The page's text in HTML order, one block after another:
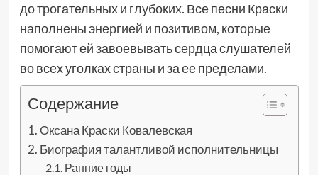
до трогательных и глубоких. Все песни Краски
наполнены энергией и позитивом, которые
помогают ей завоевывать сердца слушателей
во всех уголках страны и за ее пределами.
Содержание
Оксана Краски Ковалевская
Биография талантливой исполнительницы
Ранние годы